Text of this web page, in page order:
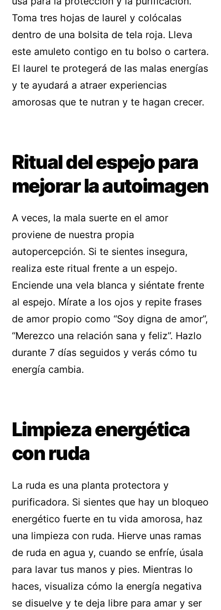
Toma tres hojas de laurel y colócalas
dentro de una bolsita de tela roja. Lleva
este amuleto contigo en tu bolso o cartera.
El laurel te protegerá de las malas energías
y te ayudará a atraer experiencias
amorosas que te nutran y te hagan crecer.
Ritual del espejo para
mejorar la autoimagen
A veces, la mala suerte en el amor
proviene de nuestra propia
autopercepción. Si te sientes insegura,
realiza este ritual frente a un espejo.
Enciende una vela blanca y siéntate frente
al espejo. Mírate a los ojos y repite frases
de amor propio como “Soy digna de amor”,
“Merezco una relación sana y feliz”. Hazlo
durante 7 días seguidos y verás cómo tu
energía cambia.
Limpieza energética
con ruda
La ruda es una planta protectora y
purificadora. Si sientes que hay un bloqueo
energético fuerte en tu vida amorosa, haz
una limpieza con ruda. Hierve unas ramas
de ruda en agua y, cuando se enfríe, úsala
para lavar tus manos y pies. Mientras lo
haces, visualiza cómo la energía negativa
se disuelve y te deja libre para amar y ser